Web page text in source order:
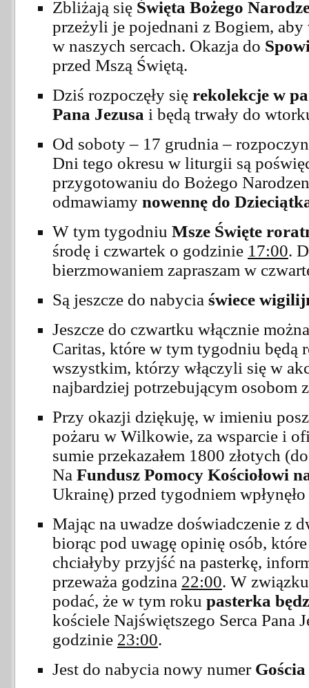
Zbliżają się Święta Bożego
przeżyli je pojednani z Bogiem, aby
w naszych sercach. Okazja do
przed Mszą Świętą.
Dziś rozpoczęły się rekolekcje w
Pana Jezusa i będą trwały do
Od soboty – 17 grudnia –
Dni tego okresu w liturgii są
przygotowaniu do Bożego
odmawiamy nowennę do
W tym tygodniu Msze Święte
środę i czwartek o godzinie 17:00.
bierzmowaniem zapraszam w
Są jeszcze do nabycia świece
Jeszcze do czwartku włącznie
Caritas, które w tym tygodniu będą
wszystkim, którzy włączyli się w
najbardziej potrzebującym osobom
Przy okazji dziękuję, w imieniu
pożaru w Wilkowie, za wsparcie i
sumie przekazałem 1800 złotych
Na Fundusz Pomocy Kościołowi
Ukrainę) przed tygodniem
Mając na uwadze doświadczenie z
biorąc pod uwagę opinię osób,
chciałyby przyjść na pasterkę,
przeważa godzina 22:00. W
podać, że w tym roku pasterka
kościele Najświętszego Serca Pana
godzinie 23:00.
Jest do nabycia nowy numer